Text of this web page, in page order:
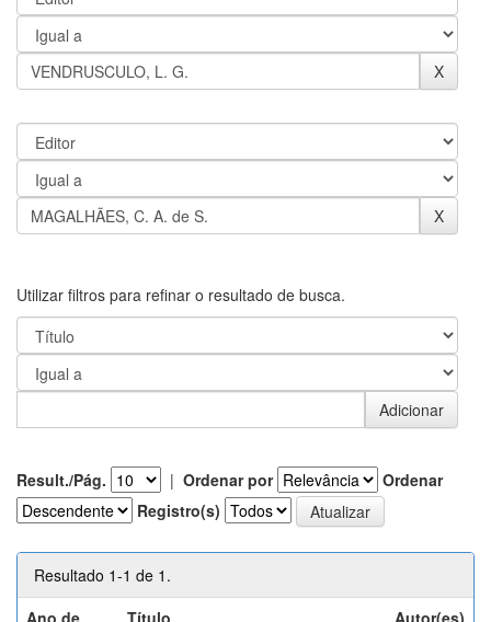
Utilizar filtros para refinar o resultado de busca.
Result./Pág. | Ordenar por
Ordenar
Registro(s)
Resultado 1-1 de 1.
Ano de
Título Autor(es)